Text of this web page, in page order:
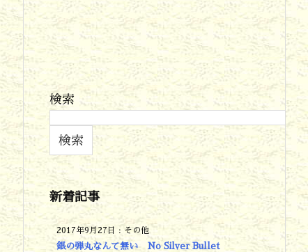
検索
検索
新着記事
2017年9月27日 : その他
銀の弾丸なんて無い No Silver Bullet